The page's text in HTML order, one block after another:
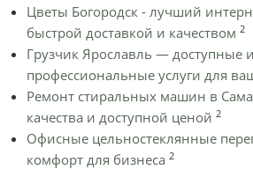
Цветы Богородск - лучший
быстрой доставкой и качеством 2
Грузчик Ярославль — доступные и
профессиональные услуги для
Ремонт стиральных машин в
качества и доступной ценой 2
Офисные цельностеклянные
комфорт для бизнеса 2